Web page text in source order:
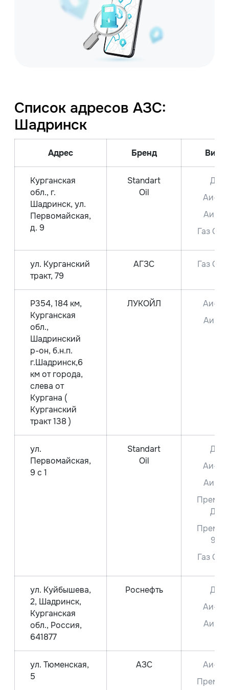
Список адресов АЗС:
Шадринск
Адрес Бренд Вид
Курганская
обл., г.
Шадринск, ул.
Первомайская,
д. 9
Standart
Oil
ДТ
Аи-95
Аи-92
Газ
ул. Курганский
тракт, 79
АГЗС Газ
Р354, 184 км,
Курганская
обл.,
Шадринский
р-он, б.н.п.
г.Шадринск,6
км от города,
слева от
Кургана (
Курганский
тракт 138 )
ЛУКОЙЛ
Аи-95
Аи-92
ул.
Первомайская,
9 с 1
Standart
Oil
ДТ
Аи-95
Аи-92
ДТ
92
Газ
ул. Куйбышева,
2, Шадринск,
Курганская
обл., Россия,
641877
Роснефть
ДТ
Аи-95
Аи-92
ул. Тюменская,
5
АЗС
Аи-95